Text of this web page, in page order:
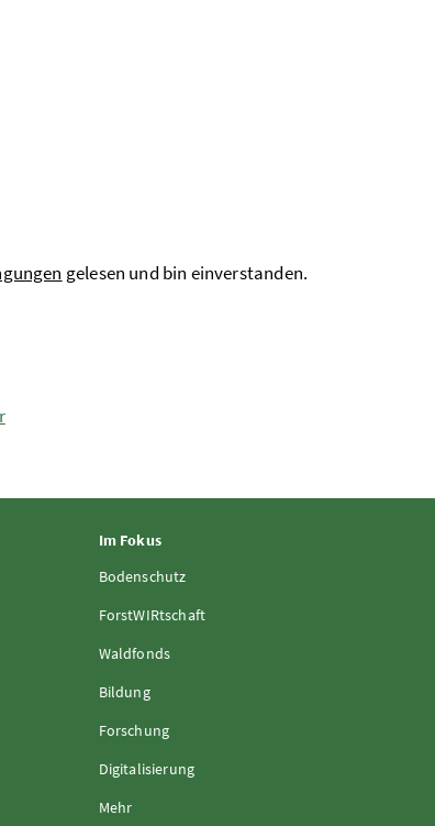
gelesen und bin einverstanden.
Im Fokus
Bodenschutz
ForstWIRtschaft
Waldfonds
Bildung
Forschung
Digitalisierung
Mehr